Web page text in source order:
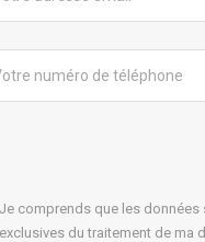
Je comprends que les
exclusives du traitement de ma